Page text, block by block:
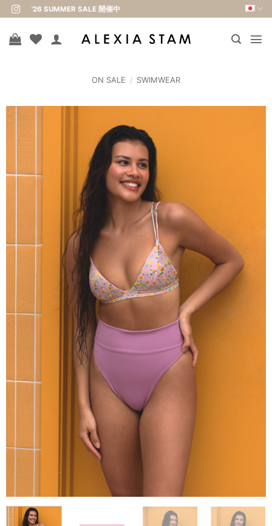
Skip
to
content
'26 SUMMER SALE 開催中
ON SALE / SWIMWEAR